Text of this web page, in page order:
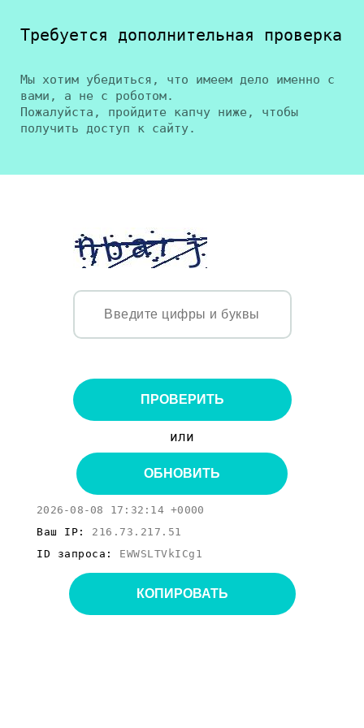
Требуется дополнительная проверка
Мы хотим убедиться, что имеем дело именно с
вами, а не с роботом.
Пожалуйста, пройдите капчу ниже, чтобы
получить доступ к сайту.
ПРОВЕРИТЬ
или
ОБНОВИТЬ
2026-08-08 17:32:14 +0000
Ваш IP: 216.73.217.51
ID запроса: EWWSLTVkICg1
КОПИРОВАТЬ